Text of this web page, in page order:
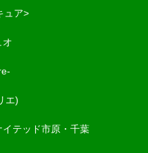
ュア>
オ
エ)
イテッド市原・千葉